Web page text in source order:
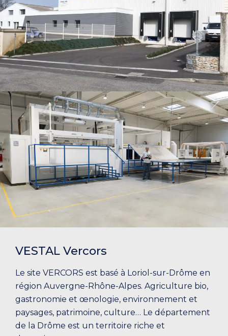
VESTAL Vercors
Le site VERCORS est basé à Loriol-sur-Drôme en
région Auvergne-Rhône-Alpes. Agriculture bio,
gastronomie et œnologie, environnement et
paysages, patrimoine, culture… Le département
de la Drôme est un territoire riche et